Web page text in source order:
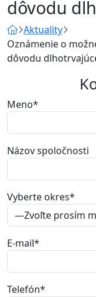
dôvodu
Aktuality
Oznámenie o
dôvodu
Meno*
Názov spoločnosti
Vyberte okres*
E-mail*
Telefón*